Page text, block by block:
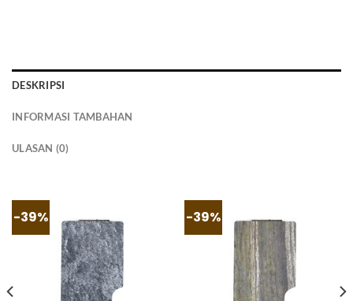
DESKRIPSI
INFORMASI TAMBAHAN
ULASAN (0)
-39% -39%